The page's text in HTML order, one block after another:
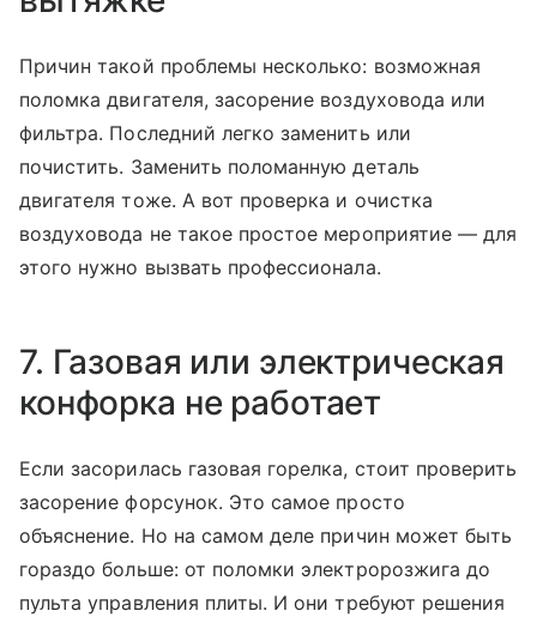
Причин такой проблемы несколько: возможная
поломка двигателя, засорение воздуховода или
фильтра. Последний легко заменить или
почистить. Заменить поломанную деталь
двигателя тоже. А вот проверка и очистка
воздуховода не такое простое мероприятие — для
этого нужно вызвать профессионала.
7. Газовая или электрическая
конфорка не работает
Если засорилась газовая горелка, стоит проверить
засорение форсунок. Это самое просто
объяснение. Но на самом деле причин может быть
гораздо больше: от поломки электророзжига до
пульта управления плиты. И они требуют решения